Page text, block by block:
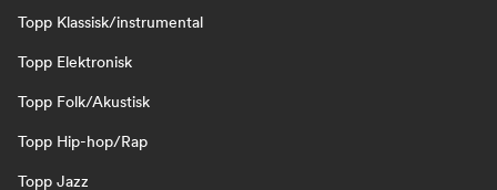
Topp Klassisk/instrumental
Topp Elektronisk
Topp Folk/Akustisk
Topp Hip-hop/Rap
Topp Jazz